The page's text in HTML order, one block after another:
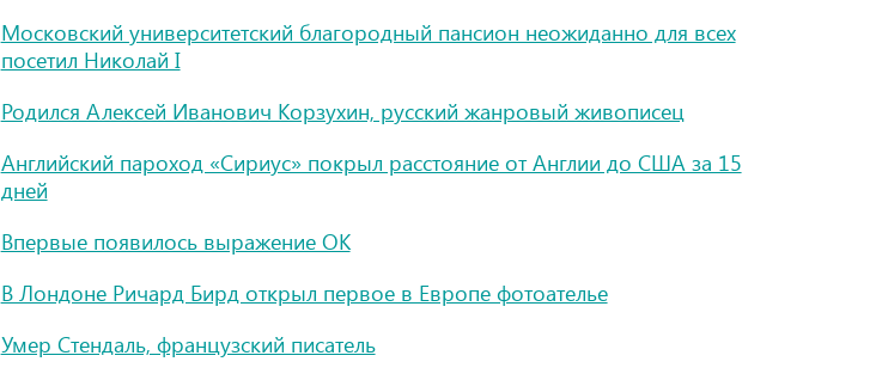
Московский университетский благородный пансион неожиданно для всех
посетил Николай I
Родился Алексей Иванович Корзухин, русский жанровый живописец
Английский пароход «Сириус» покрыл расстояние от Англии до США за 15
дней
Впервые появилось выражение OK
В Лондоне Ричард Бирд открыл первое в Европе фотоателье
Умер Стендаль, французский писатель